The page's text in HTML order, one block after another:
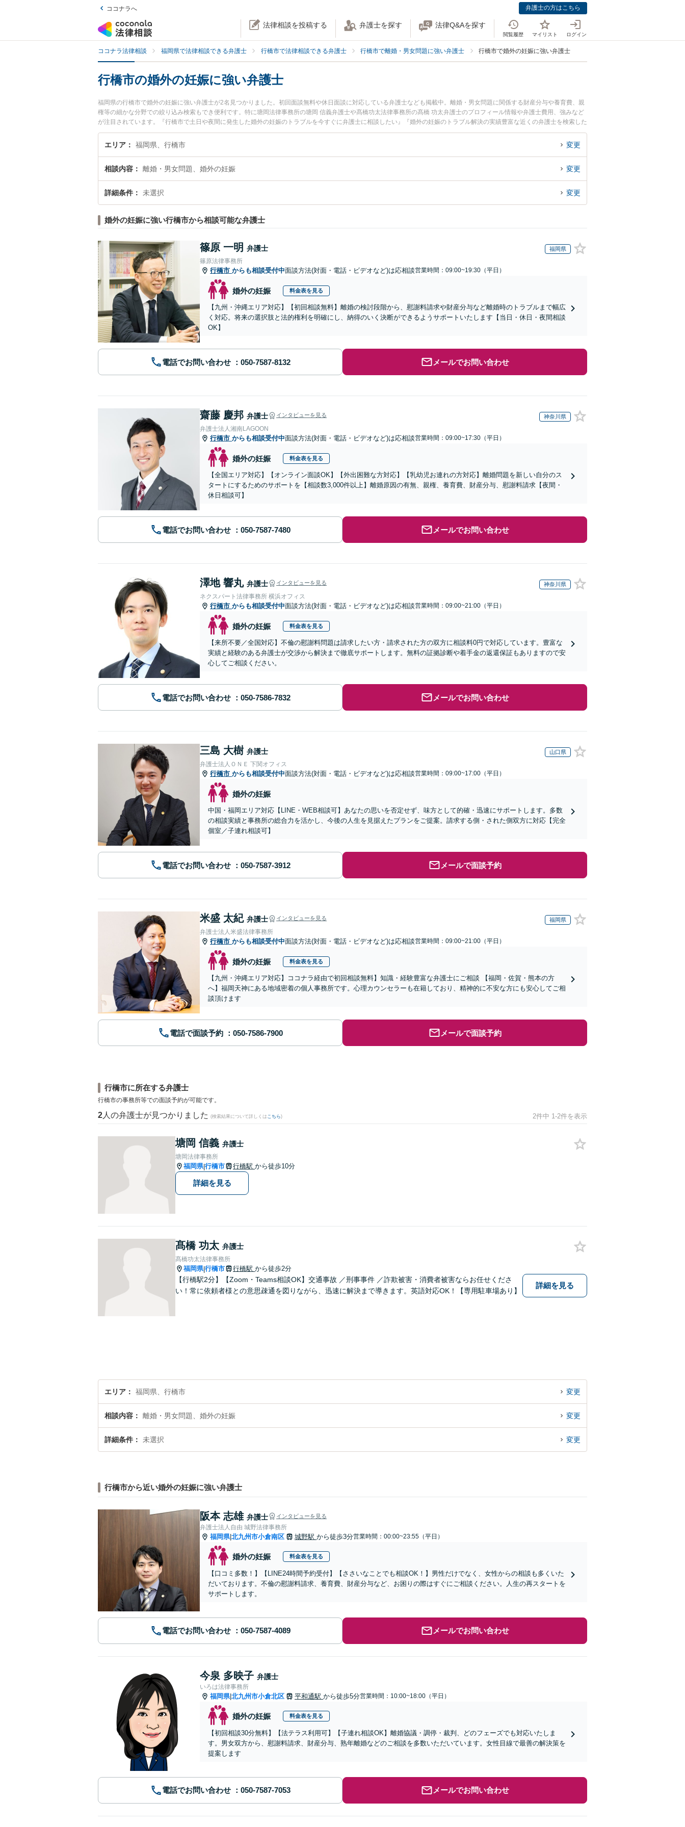
ココナラへ 弁護士の方はこちら
法律相談を投稿する 弁護士を探す 法律Q&Aを探す
閲覧履歴 マイリスト ログイン
ココナラ法律相談 福岡県で法律相談できる弁護士 行橋市で法律相談できる弁護士 行橋市で離婚・男女問題に強い弁護士 行橋市で婚外の妊娠に強い弁護士
行橋市の婚外の妊娠に強い弁護士
福岡県の行橋市で婚外の妊娠に強い弁護士が2名見つかりました。初回面談無料や休日面談に対応している弁護士なども掲載中。離婚・男女問題に関係する財産分与や養育費、親
権等の細かな分野での絞り込み検索もでき便利です。特に塘岡法律事務所の塘岡 信義弁護士や髙橋功太法律事務所の髙橋 功太弁護士のプロフィール情報や弁護士費用、強みなど
が注目されています。『行橋市で土日や夜間に発生した婚外の妊娠のトラブルを今すぐに弁護士に相談したい』『婚外の妊娠のトラブル解決の実績豊富な近くの弁護士を検索した
い』『初回相談無料で婚外の妊娠を法律相談できる行橋市内の弁護士に相談予約したい』などでお困りの相談者さんにおすすめです。
エリア 福岡県、行橋市 変更
相談内容 離婚・男女問題、婚外の妊娠 変更
詳細条件 未選択 変更
婚外の妊娠に強い行橋市から相談可能な弁護士
篠原 一明 弁護士 福岡県
篠原法律事務所
行橋市 からも相談受付中面談方法(対面・電話・ビデオなど)は応相談営業時間：09:00~19:30（平日）
婚外の妊娠 料金表を見る
【九州・沖縄エリア対応】【初回相談無料】離婚の検討段階から、慰謝料請求や財産分与など離婚時のトラブルまで幅広
く対応。将来の選択肢と法的権利を明確にし、納得のいく決断ができるようサポートいたします【当日・休日・夜間相談
OK】
電話でお問い合わせ メールでお問い合わせ
齋藤 慶邦 弁護士 インタビューを見る 神奈川県
弁護士法人湘南LAGOON
行橋市 からも相談受付中面談方法(対面・電話・ビデオなど)は応相談営業時間：09:00~17:30（平日）
婚外の妊娠 料金表を見る
【全国エリア対応】【オンライン面談OK】【外出困難な方対応】【乳幼児お連れの方対応】離婚問題を新しい自分のス
タートにするためのサポートを【相談数3,000件以上】離婚原因の有無、親権、養育費、財産分与、慰謝料請求【夜間・
休日相談可】
電話でお問い合わせ メールでお問い合わせ
澤地 響丸 弁護士 インタビューを見る 神奈川県
ネクスパート法律事務所 横浜オフィス
行橋市 からも相談受付中面談方法(対面・電話・ビデオなど)は応相談営業時間：09:00~21:00（平日）
婚外の妊娠 料金表を見る
【来所不要／全国対応】不倫の慰謝料問題は請求したい方・請求された方の双方に相談料0円で対応しています。豊富な
実績と経験のある弁護士が交渉から解決まで徹底サポートします。無料の証拠診断や着手金の返還保証もありますので安
心してご相談ください。
電話でお問い合わせ メールでお問い合わせ
三島 大樹 弁護士 山口県
弁護士法人ＯＮＥ 下関オフィス
行橋市 からも相談受付中面談方法(対面・電話・ビデオなど)は応相談営業時間：09:00~17:00（平日）
婚外の妊娠
中国・福岡エリア対応【LINE・WEB相談可】あなたの思いを否定せず、味方として的確・迅速にサポートします。多数
の相談実績と事務所の総合力を活かし、今後の人生を見据えたプランをご提案。請求する側・された側双方に対応【完全
個室／子連れ相談可】
電話でお問い合わせ メールで面談予約
米盛 太紀 弁護士 インタビューを見る 福岡県
弁護士法人米盛法律事務所
行橋市 からも相談受付中面談方法(対面・電話・ビデオなど)は応相談営業時間：09:00~21:00（平日）
婚外の妊娠 料金表を見る
【九州・沖縄エリア対応】ココナラ経由で初回相談無料】知識・経験豊富な弁護士にご相談 【福岡・佐賀・熊本の方
へ】福岡天神にある地域密着の個人事務所です。心理カウンセラーも在籍しており、精神的に不安な方にも安心してご相
談頂けます
電話で面談予約 メールで面談予約
行橋市に所在する弁護士
行橋市の事務所等での面談予約が可能です。
2 人の弁護士が見つかりました (検索結果について詳しくは こちら) 2件中 1-2件を表示
塘岡 信義 弁護士
塘岡法律事務所
福岡県|行橋市 行橋駅 から徒歩10分
詳細を見る
髙橋 功太 弁護士
髙橋功太法律事務所
福岡県|行橋市 行橋駅 から徒歩2分
【行橋駅2分】【Zoom・Teams相談OK】交通事故 ／刑事事件 ／詐欺被害・消費者被害ならお任せくださ
い！常に依頼者様との意思疎通を図りながら、迅速に解決まで導きます。英語対応OK！【専用駐車場あり】
詳細を見る
エリア 福岡県、行橋市 変更
相談内容 離婚・男女問題、婚外の妊娠 変更
詳細条件 未選択 変更
行橋市から近い婚外の妊娠に強い弁護士
阪本 志雄 弁護士 インタビューを見る
弁護士法人自由 城野法律事務所
福岡県|北九州市小倉南区 城野駅 から徒歩3分営業時間：00:00~23:55（平日）
婚外の妊娠 料金表を見る
【口コミ多数！】【LINE24時間予約受付】【ささいなことでも相談OK！】男性だけでなく、女性からの相談も多くいた
だいております。不倫の慰謝料請求、養育費、財産分与など、お困りの際はすぐにご相談ください。人生の再スタートを
サポートします。
電話でお問い合わせ メールでお問い合わせ
今泉 多映子 弁護士
いろは法律事務所
福岡県|北九州市小倉北区 平和通駅 から徒歩5分営業時間：10:00~18:00（平日）
婚外の妊娠 料金表を見る
【初回相談30分無料】【法テラス利用可】【子連れ相談OK】離婚協議・調停・裁判、どのフェーズでも対応いたしま
す。男女双方から、慰謝料請求、財産分与、熟年離婚などのご相談を多数いただいています。女性目線で最善の解決策を
提案します
電話でお問い合わせ メールでお問い合わせ